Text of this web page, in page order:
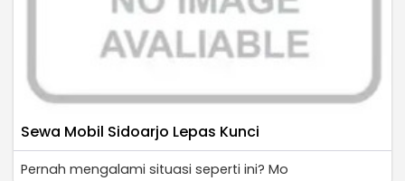
Sewa Mobil Sidoarjo Lepas Kunci
Pernah mengalami situasi seperti ini? Mo